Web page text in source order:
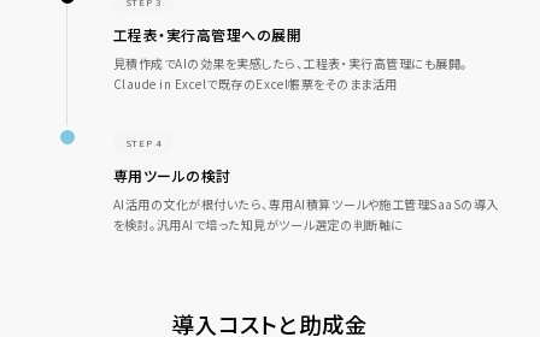
工程表・実行高管理への展開
見積作成でAIの効果を実感したら、工程表・実行高管理にも展開。
Claude in Excelで既存のExcel帳票をそのまま活用
STEP 4
専用ツールの検討
AI活用の文化が根付いたら、専用AI積算ツールや施工管理SaaSの導入
を検討。汎用AIで培った知見がツール選定の判断軸に
導入コストと助成金